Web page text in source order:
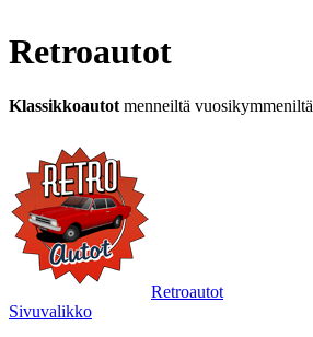
Retroautot
Klassikkoautot menneiltä vuosikymmeniltä
Retroautot
Sivuvalikko